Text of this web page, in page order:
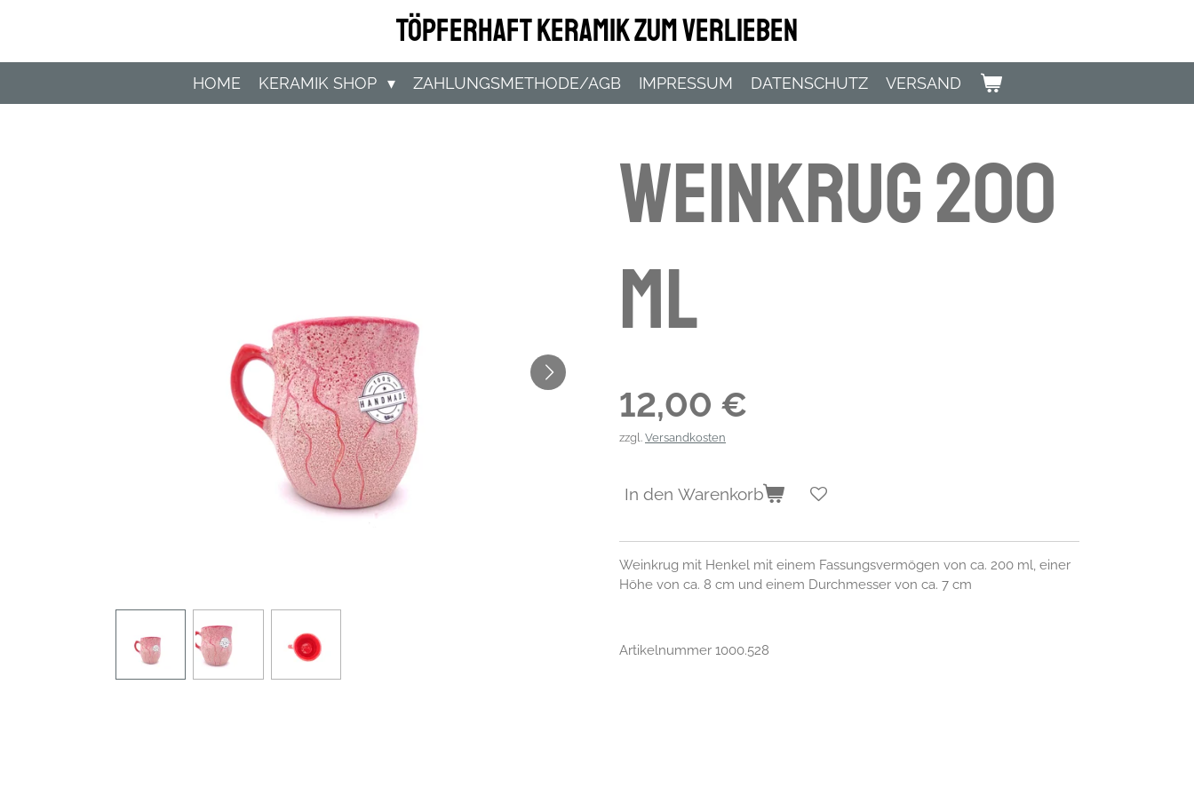
Töpferhaft Keramik zum Verlieben
HOME KERAMIK SHOP ZAHLUNGSMETHODE/AGB IMPRESSUM DATENSCHUTZ VERSAND
Weinkrug 200
ml
12,00 €
zzgl. Versandkosten
In den Warenkorb
Weinkrug mit Henkel mit einem Fassungsvermögen von ca. 200 ml, einer
Höhe von ca. 8 cm und einem Durchmesser von ca. 7 cm
Artikelnummer 1000.528